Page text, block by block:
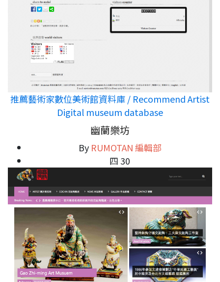
推薦藝術家數位美術館資料庫 / Recommend Artist
Digital museum database
幽蘭樂坊
By RUMOTAN 編輯部
四 30